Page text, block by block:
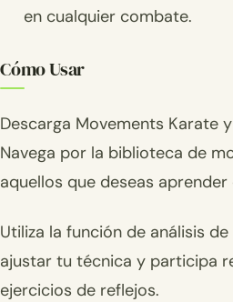
en cualquier combate.
Cómo Usar
Descarga Movements Karate
Navega por la biblioteca de
aquellos que deseas aprender
Utiliza la función de análisis
ajustar tu técnica y participa
ejercicios de reflejos.